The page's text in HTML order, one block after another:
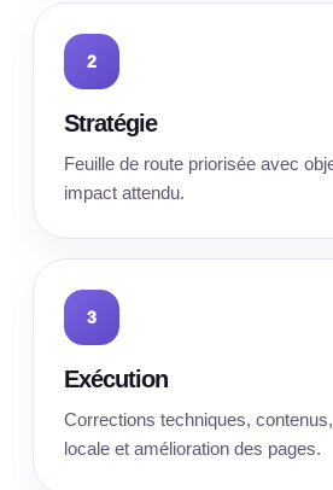
2
Stratégie
Feuille de route priorisée avec
impact attendu.
3
Exécution
Corrections techniques,
locale et amélioration des pages.